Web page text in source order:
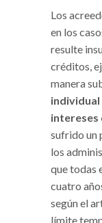
Los
en los
resulte
créditos,
manera
intereses
sufrido un
los
que todas
cuatro
según el
límite